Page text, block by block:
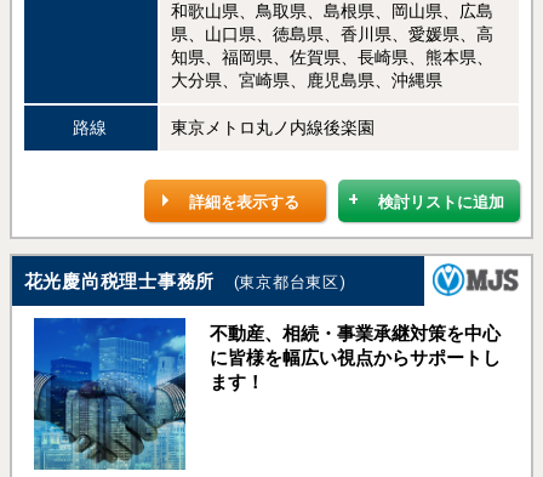
和歌山県、鳥取県、島根県、岡山県、広島
県、山口県、徳島県、香川県、愛媛県、高
知県、福岡県、佐賀県、長崎県、熊本県、
大分県、宮崎県、鹿児島県、沖縄県
路線 東京メトロ丸ノ内線後楽園
検討リストに追加
詳細を表示する
花光慶尚税理士事務所 (東京都台東区)
不動産、相続・事業承継対策を中心
に皆様を幅広い視点からサポートし
ます！